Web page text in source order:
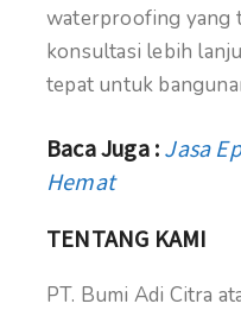
waterproofing yang
konsultasi lebih
tepat untuk
Baca Juga : Jasa
Hemat
TENTANG KAMI
PT. Bumi Adi Citra